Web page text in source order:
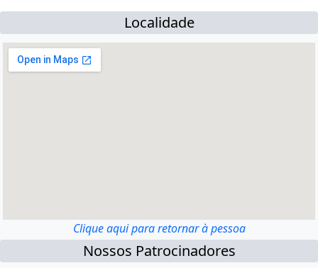
Localidade
Clique aqui para retornar à pessoa
Nossos Patrocinadores